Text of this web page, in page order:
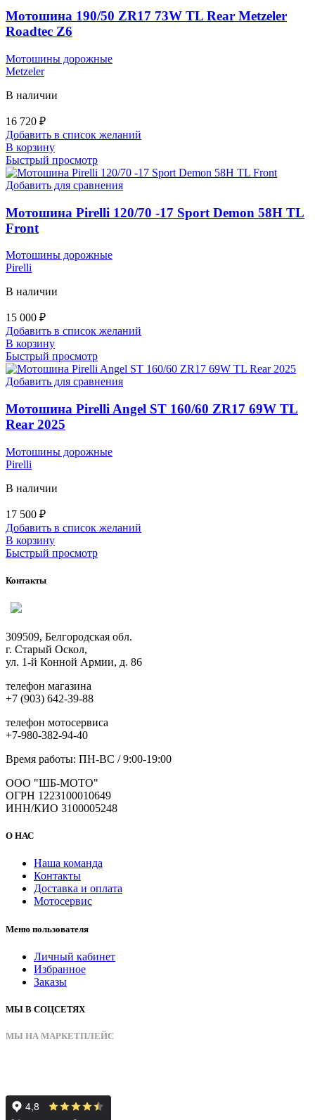
Мотошина 190/50 ZR17 73W TL Rear Metzeler
Roadtec Z6
Мотошины дорожные
Metzeler
В наличии
16 720 ₽
Добавить в список желаний
В корзину
Быстрый просмотр
Добавить для сравнения
Мотошина Pirelli 120/70 -17 Sport Demon 58H TL
Front
Мотошины дорожные
Pirelli
В наличии
15 000 ₽
Добавить в список желаний
В корзину
Быстрый просмотр
Добавить для сравнения
Мотошина Pirelli Angel ST 160/60 ZR17 69W TL
Rear 2025
Мотошины дорожные
Pirelli
В наличии
17 500 ₽
Добавить в список желаний
В корзину
Быстрый просмотр
Контакты
309509, Белгородская обл.
г. Старый Оскол,
ул. 1-й Конной Армии, д. 86
телефон магазина
+7 (903) 642-39-88
телефон мотосервиса
+7-980-382-94-40
Время работы: ПН-ВС / 9:00-19:00
ООО "ШБ-МОТО"
ОГРН 1223100010649
ИНН/КИО 3100005248
О НАС
Наша команда
Контакты
Доставка и оплата
Мотосервис
Меню пользователя
Личный кабинет
Избранное
Заказы
МЫ В СОЦСЕТЯХ
МЫ НА МАРКЕТПЛЕЙС